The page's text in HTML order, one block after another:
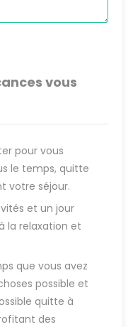
vous
pour vous
le temps, quitte
votre séjour.
et un jour
la relaxation et
que vous avez
possible et
quitte à
des